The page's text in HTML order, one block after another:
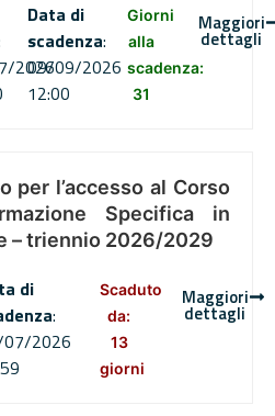
2026
Data di
scadenza:
09/09/2026
12:00
Giorni
alla
scadenza:
31
Maggiori
dettagli
per l’accesso al Corso
Specifica in
– triennio 2026/2029
di
:
2026
Scaduto
da:
13
giorni
Maggiori
dettagli